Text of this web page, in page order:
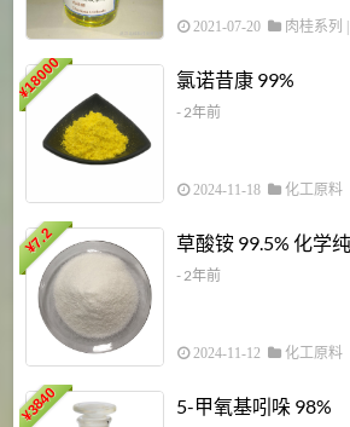
2021-07-20 肉桂系列
¥
18000 氯诺昔康 99%
- 2年前
2024-11-18 化工原料
¥
7.2 草酸铵 99.5% 化学纯
- 2年前
2024-11-12 化工原料
¥
3840 5-甲氧基吲哚 98%